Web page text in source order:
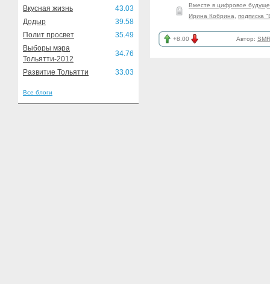
Вкусная жизнь
43.03
Додыр
39.58
Полит просвет
35.49
Выборы мэра
Тольятти-2012
34.76
Развитие Тольятти 33.03
Все блоги
Вместе в цифровое
Ирина Кобрина
подписка
+8.00 Автор: